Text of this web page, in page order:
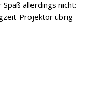
allerdings nicht:
Projektor übrig